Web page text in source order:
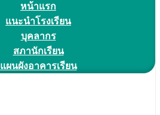
หน้าแรก
แนะนำโรงเรียน
บุคลากร
สภานักเรียน
แผนผังอาคารเรียน